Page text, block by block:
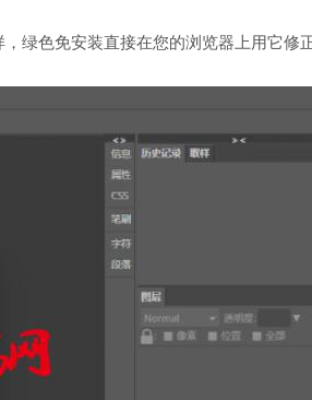
绿色免安装直接在您的浏览器上用它修